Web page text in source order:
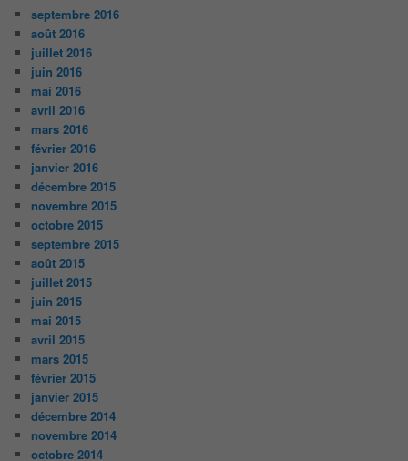
septembre 2016
août 2016
juillet 2016
juin 2016
mai 2016
avril 2016
mars 2016
février 2016
janvier 2016
décembre 2015
novembre 2015
octobre 2015
septembre 2015
août 2015
juillet 2015
juin 2015
mai 2015
avril 2015
mars 2015
février 2015
janvier 2015
décembre 2014
novembre 2014
octobre 2014